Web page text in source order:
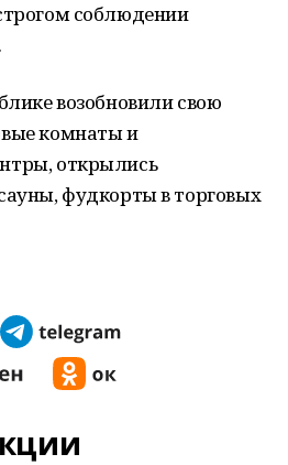
соблюдении
возобновили свою
комнаты и
открылись
фудкорты в торговых